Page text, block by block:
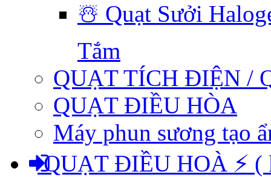
☃️ Quạt Sưởi
Tắm
QUẠT TÍCH ĐIỆN /
QUẠT ĐIỀU HÒA
Máy phun sương tạo
QUẠT ĐIỀU HOÀ ⚡ (